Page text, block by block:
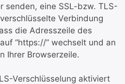
senden, eine SSL-bzw. TLS-
Verbindung
die Adresszeile des
“https://” wechselt und an
Ihrer Browserzeile.
Verschlüsselung aktiviert